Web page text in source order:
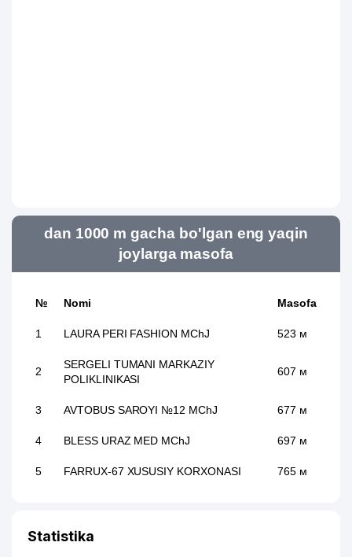
dan 1000 m gacha bo'lgan eng yaqin
joylarga masofa
№ Nomi Masofa
1 LAURA PERI FASHION MChJ 523 м
2
SERGELI TUMANI MARKAZIY
POLIKLINIKASI
607 м
3 AVTOBUS SAROYI №12 MChJ 677 м
4 BLESS URAZ MED MChJ 697 м
5 FARRUX-67 XUSUSIY KORXONASI 765 м
Statistika